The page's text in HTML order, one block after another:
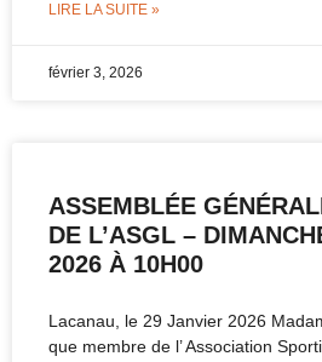
LIRE LA SUITE »
février 3, 2026
ASSEMBLÉE
DE L’ASGL –
2026 À 10H00
Lacanau, le 29 Janvier 2026
que membre de l’ Association